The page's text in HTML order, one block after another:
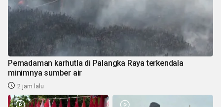
Pemadaman karhutla di Palangka Raya terkendala
minimnya sumber air
2 jam lalu